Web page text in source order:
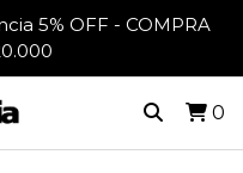
5% OFF - COMPRA
0